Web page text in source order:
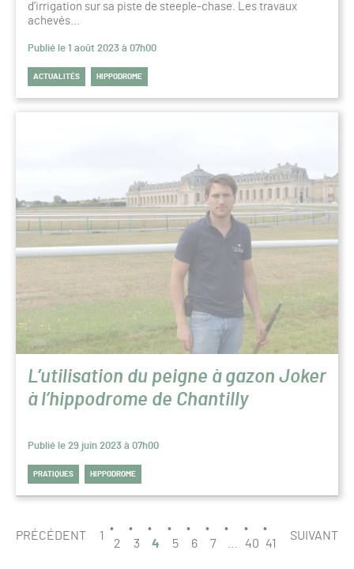
d’irrigation sur sa piste de steeple-chase. Les travaux
achevés…
Publié le 1 août 2023 à 07h00
ACTUALITÉS HIPPODROME
L’utilisation du peigne à gazon Joker
à l’hippodrome de Chantilly
Publié le 29 juin 2023 à 07h00
PRATIQUES HIPPODROME
PAGINATION
PAGE
4
PRÉCÉDENT 1
2 3 4 5 6 7 40 41
SUIVANT